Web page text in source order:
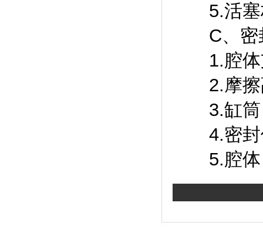
5.活塞
C、密
1.腔体
2.摩擦
3.缸筒
4.密封
5.腔体，